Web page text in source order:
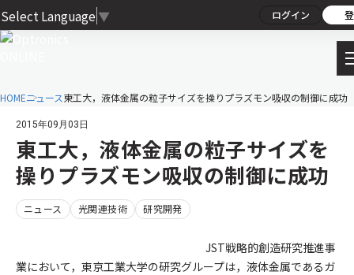
Select Language ▼ ログイン
HOMEニュース東工大，液体金属の粒子サイズを操りプラズモン吸収の制御に成功
2015年09月03日
東工大，液体金属の粒子サイズを
操りプラズモン吸収の制御に成功
ニュース 光関連技術 研究開発
JST戦略的創造研究推進事
業において，東京工業大学の研究グループは，液体金属であるガ